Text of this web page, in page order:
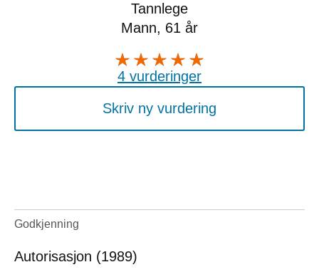
Tannlege
Mann, 61 år
4 vurderinger
Skriv ny vurdering
Godkjenning
Autorisasjon (1989)